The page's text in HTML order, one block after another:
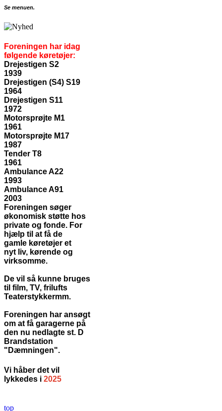
Se menuen.
Foreningen har idag
følgende køretøjer:
Drejestigen S2
1939
Drejestigen (S4) S19
1964
Drejestigen S11
1972
Motorsprøjte M1
1961
Motorsprøjte M17
1987
Tender T8
1961
Ambulance A22
1993
Ambulance A91
2003
Foreningen søger
økonomisk støtte hos
private og fonde. For
hjælp til at få de
gamle køretøjer et
nyt liv, kørende og
virksomme.
De vil så kunne bruges
til film, TV, frilufts
Teaterstykkermm.
Foreningen har ansøgt
om at få garagerne på
den nu nedlagte st. D
Brandstation
"Dæmningen".
Vi håber det vil
lykkedes i 2025
top